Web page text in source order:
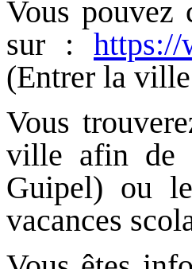
Vous pouvez
sur : https://
(Entrer la
Vous
ville afin de
Guipel) ou
vacances